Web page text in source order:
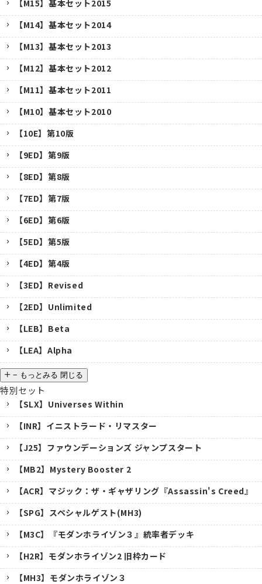
【M15】基本セット2015
【M14】基本セット2014
【M13】基本セット2013
【M12】基本セット2012
【M11】基本セット2011
【M10】基本セット2010
【10E】第10版
【9ED】第9版
【8ED】第8版
【7ED】第7版
【6ED】第6版
【5ED】第5版
【4ED】第4版
【3ED】Revised
【2ED】Unlimited
【LEB】Beta
【LEA】Alpha
− もっとみる 閉じる
特別セット
【SLX】Universes Within
【INR】イニストラード・リマスター
【J25】ファウンデーションズ ジャンプスタート
【MB2】Mystery Booster 2
【ACR】マジック：ザ・ギャザリング『Assassin's Creed』
【SPG】スペシャルゲスト(MH3)
【M3C】『モダンホライゾン３』統率者デッキ
【H2R】モダンホライゾン2 旧枠カード
【MH3】モダンホライゾン３